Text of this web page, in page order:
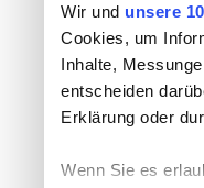
Wir und unsere
Cookies, um
Inhalte,
entscheiden
Erklärung oder
Wenn Sie es